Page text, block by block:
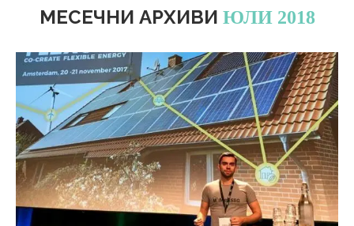
МЕСЕЧНИ АРХИВИ ЮЛИ 2018